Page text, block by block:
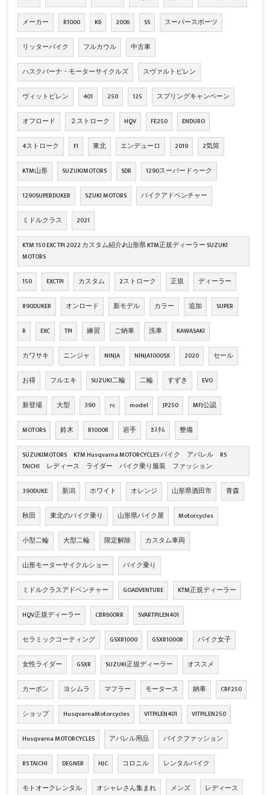
メーカー R1000 K6 2006 SS スーパースポーツ
リッターバイク フルカウル 中古車
ハスクバーナ・モーターサイクルズ スヴァルトピレン
ヴィットピレン 401 250 125 スプリングキャンペーン
オフロード ２ストローク HQV FE250 ENDURO
4ストローク FI 東北 エンデューロ 2019 2気筒
KTM山形 SUZUKIMOTORS SDR 1290スーパードゥーク
1290SUPERDUKER SZUKI MOTORS バイクアドベンチャー
ミドルクラス 2021
KTM 150 EXC TPI 2022 カスタム紹介♪山形県 KTM正規ディーラー SUZUKI
MOTORS
150 EXCTPI カスタム 2ストローク 正規 ディーラー
890DUKER オンロード 新モデル カラー 追加 SUPER
R EXC TPI 練習 ご納車 洗車 KAWASAKI
カワサキ ニンジャ NINJA NINJA1000SX 2020 セール
お得 フルエキ SUZUKI二輪 二輪 すずき EVO
新登場 大型 390 rc model JP250 MFJ公認
MOTORS 鈴木 R1000R 岩手 ｶｽﾀﾑ 整備
SUZUKIMOTORS KTM Husqvarna MOTORCYCLES バイク アパレル RS
TAICHI レディース ライダー バイク乗り服装 ファッション
390DUKE 新潟 ホワイト オレンジ 山形県酒田市 青森
秋田 東北のバイク乗り 山形県バイク屋 Motorcycles
小型二輪 大型二輪 限定解除 カスタム車両
山形モーターサイクルショー バイク乗り
ミドルクラスアドベンチャー GOADVENTURE KTM正規ディーラー
HQV正規ディーラー CBR600RR SVARTPILEN401
セラミックコーティング GSXR1000 GSXR1000R バイク女子
女性ライダー GSXR SUZUKI正規ディーラー オススメ
カーボン ヨシムラ マフラー モータース 納車 CRF250
ショップ HusqvarnaMotorcycles VITPILEN401 VITPILEN250
Husqvarna MOTORCYCLES アパレル用品 バイクファッション
RS TAICHI DEGNER HJC コロニル レンタルバイク
モトオークレンタル オシャレさん集まれ メンズ レディース